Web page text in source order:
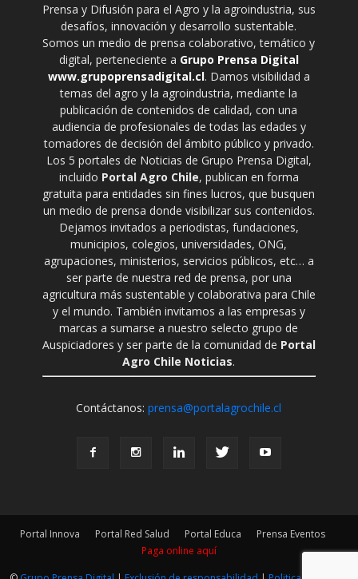
Prensa y Difusión para el Agro y la agroindustria, sus
desafíos, innovación y desarrollo sustentable.
Somos un medio de prensa colaborativo, temático y
digital, perteneciente a Grupo Prensa Digital
www.grupoprensadigital.cl. Damos visibilidad a
temas del agro y la agroindustria, mediante la
publicación de contenidos de calidad, con una
audiencia de profesionales de todas las edades y
tomadores de decisión del ámbito público y privado.
Los 5 portales de Noticias de Grupo Prensa Digital,
incluido Portal Agro Chile, publican en forma
gratuita para entidades sin fines lucros, que busquen
un medio de prensa donde visibilizar sus contenidos.
Dejamos invitados a periodistas, fundaciones,
municipios, colegios, universidades, ONG,
agrupaciones, ministerios, servicios públicos, etc… a
ser parte de nuestra red de prensa, por una
agricultura más sustentable y colaborativa para Chile
y el mundo. También invitamos a las empresas y
marcas a sumarse a nuestro selecto grupo de
Auspiciadores y ser parte de la comunidad de Portal
Agro Chile Noticias.
Contáctanos:prensa@portalagrochile.cl
Portal Innova Portal Red Salud Portal Educa
Prensa Eventos
Paga online aquí